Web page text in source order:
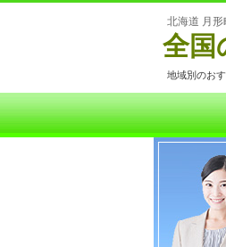
北海道 月形
全国
地域別のお